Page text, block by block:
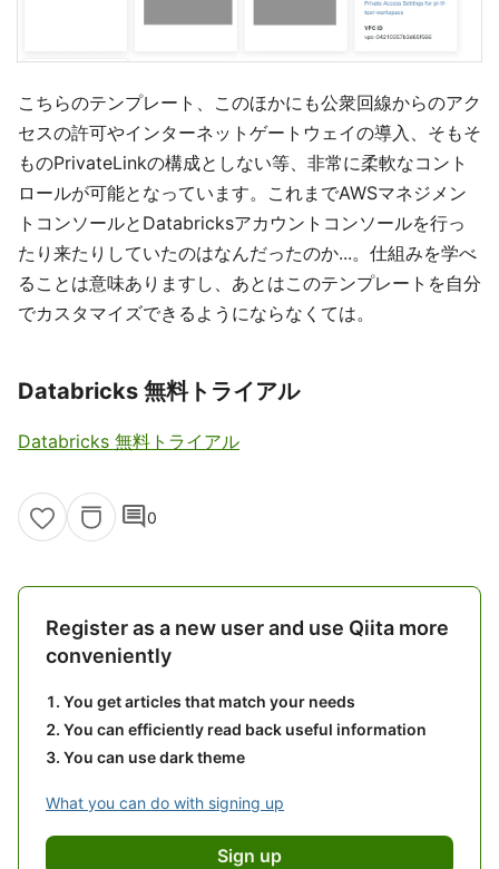
こちらのテンプレート、このほかにも公衆回線からのアク
セスの許可やインターネットゲートウェイの導入、そもそ
ものPrivateLinkの構成としない等、非常に柔軟なコント
ロールが可能となっています。これまでAWSマネジメン
トコンソールとDatabricksアカウントコンソールを行っ
たり来たりしていたのはなんだったのか...。仕組みを学べ
ることは意味ありますし、あとはこのテンプレートを自分
でカスタマイズできるようにならなくては。
Databricks 無料トライアル
Databricks 無料トライアル
comment0
Register as a new user and use Qiita more
conveniently
You get articles that match your needs
You can efficiently read back useful information
You can use dark theme
What you can do with signing up
Sign up